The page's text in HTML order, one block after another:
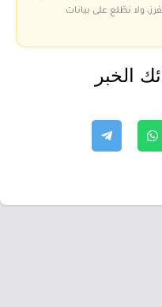
ولا نطّلع على بيانات
الخبر